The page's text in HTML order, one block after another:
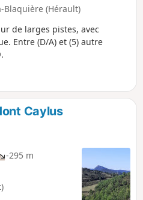
Blaquière (Hérault)
de larges pistes, avec
Entre (D/A) et (5) autre
Caylus
-295 m